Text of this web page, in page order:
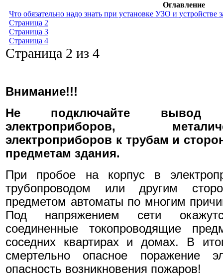
Оглавление
Что обязательно надо знать при установке УЗО и устройстве
Страница 2
Страница 3
Страница 4
Страница 2 из 4
Внимание!!!
Не подключайте вывод
электроприборов,
электроприборов к трубам и
предметам здания.
При пробое на корпус в
трубопроводом или другим
предметом автоматы по многим
Под напряжением сети
соединенные токопроводящие
соседних квартирах и домах. В
смертельно опасное поражение
опасность возникновения пожаров!